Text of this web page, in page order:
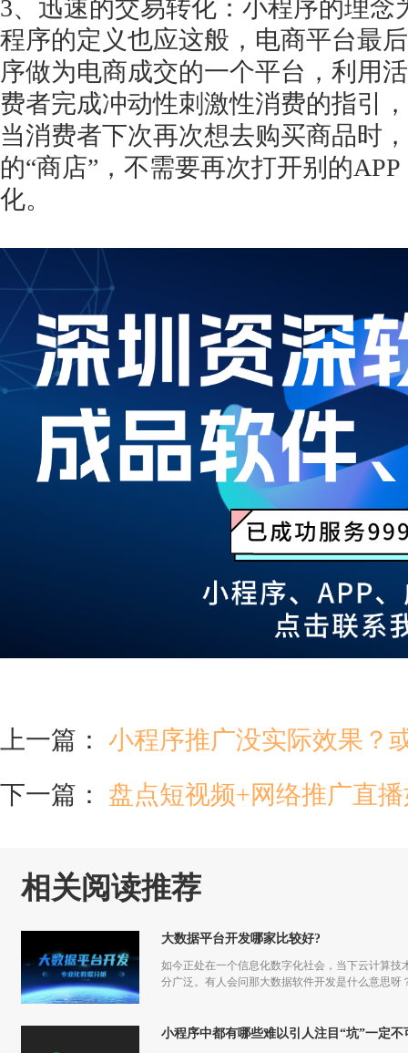
3、迅速的交易转化：小程序的理
程序的定义也应这般，电商平台最
序做为电商成交的一个平台，利用
费者完成冲动性刺激性消费的指引
当消费者下次再次想去购买商品时
的“商店”，不需要再次打开别的
化。
上一篇： 小程序推广没实际效果？
下一篇： 盘点短视频+网络推广直
相关阅读推荐
大数据平台开发哪家比较好?
如今正处在一个信息化数字化社会，当下云计算
分广泛。有人会问那大数据软件开发是什么意思呀
小程序中都有哪些难以引人注目“坑”一定不